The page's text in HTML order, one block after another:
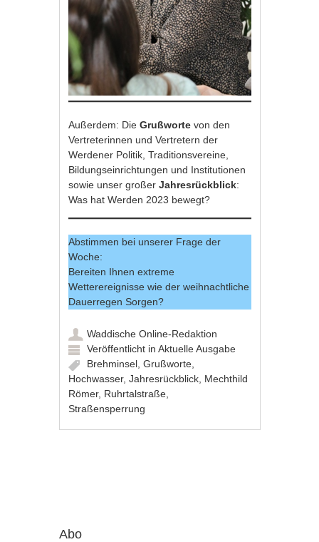
Außerdem: DieGrußwortevon den
Vertreterinnen und Vertretern der
Werdener Politik, Traditionsvereine,
Bildungseinrichtungen und Institutionen
sowie unser großerJahresrückblick:
Was hat Werden 2023 bewegt?
Abstimmen bei unserer Frage der
Woche:
Bereiten Ihnen extreme
Wetterereignisse wie der weihnachtliche
Dauerregen Sorgen?
Waddische Online-Redaktion
Veröffentlicht inAktuelle Ausgabe
Brehminsel ,Grußworte
Hochwasser,Jahresrückblick Mechthild
Römer, Ruhrtalstraße
Straßensperrung
Abo